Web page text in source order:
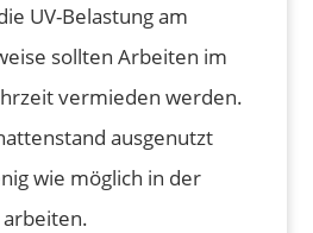
UV-Belastung am
sollten Arbeiten im
vermieden werden.
ausgenutzt
wie möglich in der